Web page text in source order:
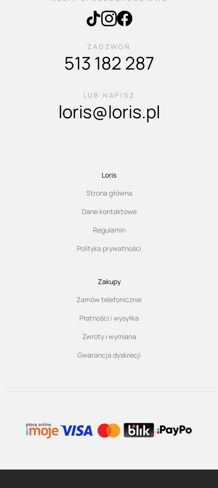
ZADZWOŃ
513 182 287
LUB NAPISZ
loris@loris.pl
Loris
Strona główna
Dane kontaktowe
Regulamin
Polityka prywatności
Zakupy
Zamów telefonicznie
Płatności i wysyłka
Zwroty i wymiana
Gwarancja dyskrecji